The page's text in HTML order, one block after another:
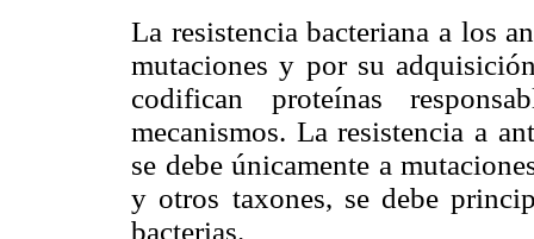
La resistencia bacteriana a los
mutaciones y por su
codifican proteínas
mecanismos. La resistencia a
se debe únicamente a
y otros taxones, se debe
bacterias.